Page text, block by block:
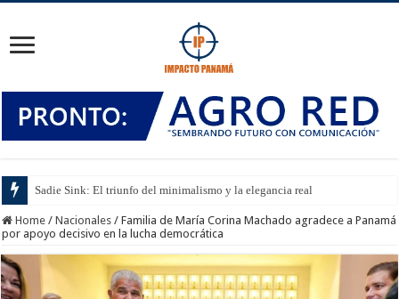
Sadie Sink: El triunfo del minimalismo y la elegancia real
Home / Nacionales / Familia de María Corina Machado agradece a Panamá
por apoyo decisivo en la lucha democrática